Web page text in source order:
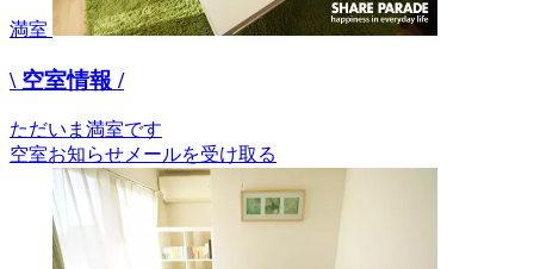
満室
\ 空室情報 /
ただいま満室です
空室お知らせメールを受け取る